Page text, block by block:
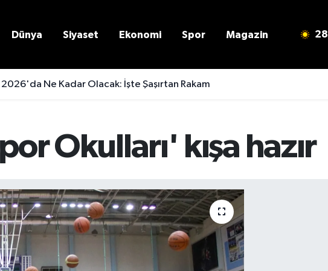
Dünya Siyaset Ekonomi Spor Magazin 28
Ne Kadar Olacak: İşte Şaşırtan Rakam
Okulları' kışa hazır